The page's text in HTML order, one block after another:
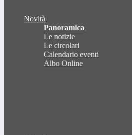
Novità
Panoramica
Le notizie
Le circolari
Calendario eventi
Albo Online